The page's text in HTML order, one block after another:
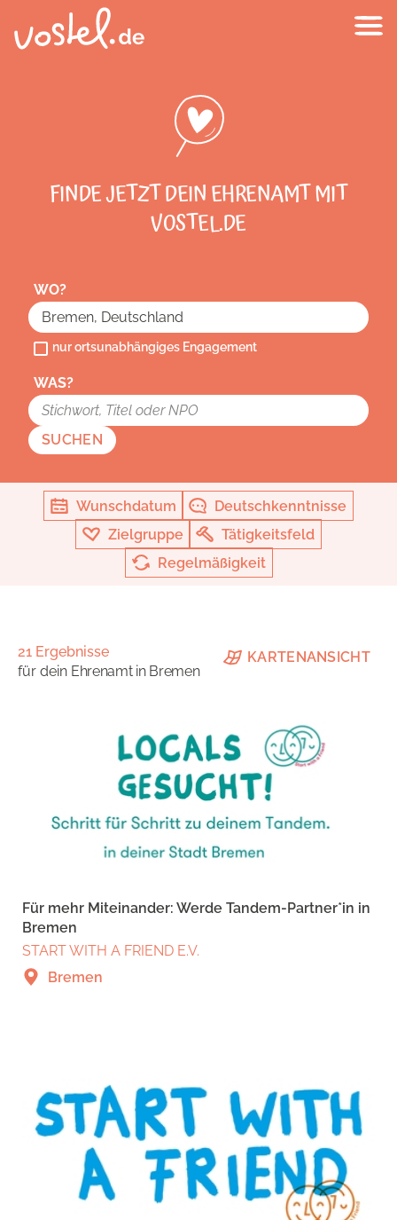
FINDE JETZT DEIN EHRENAMT MIT
VOSTEL.DE
WO?
nur ortsunabhängiges Engagement
WAS?
SUCHEN
Wunschdatum
Deutschkenntnisse
Zielgruppe
Tätigkeitsfeld
Regelmäßigkeit
21 Ergebnisse
für dein Ehrenamt in Bremen
KARTENANSICHT
Für mehr Miteinander: Werde Tandem-Partner*in in
Bremen
START WITH A FRIEND E.V.
Bremen